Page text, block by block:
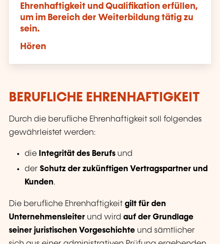
Ehrenhaftigkeit und Qualifikation erfüllen,
um im Bereich der Weiterbildung tätig zu
sein.
Hören
BERUFLICHE EHRENHAFTIGKEIT
Durch die berufliche Ehrenhaftigkeit soll folgendes
gewährleistet werden:
die Integrität des Berufs und
derSchutz der zukünftigen Vertragspartner und
Kunden.
Die berufliche Ehrenhaftigkeit gilt für den
Unternehmensleiter und wird auf der Grundlage
seiner juristischen Vorgeschichte und sämtlicher